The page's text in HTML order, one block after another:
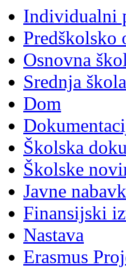
Individualni
Predškolsko
Osnovna
Srednja škola
Dom
Školska
Školske
Javne
Finansijski
Nastava
Erasmus